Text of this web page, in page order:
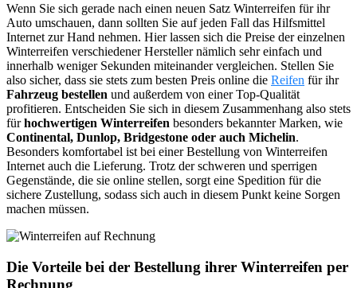
Wenn Sie sich gerade nach einen neuen Satz Winterreifen für ihr
Auto umschauen, dann sollten Sie auf jeden Fall das Hilfsmittel
Internet zur Hand nehmen. Hier lassen sich die Preise der einzelnen
Winterreifen verschiedener Hersteller nämlich sehr einfach und
innerhalb weniger Sekunden miteinander vergleichen. Stellen Sie
also sicher, dass sie stets zum besten Preis online die Reifen für ihr
Fahrzeug bestellen und außerdem von einer Top-Qualität
profitieren. Entscheiden Sie sich in diesem Zusammenhang also stets
fürhochwertigen Winterreifen besonders bekannter Marken, wie
Continental, Dunlop, Bridgestone oder auch Michelin.
Besonders komfortabel ist bei einer Bestellung von Winterreifen
Internet auch die Lieferung. Trotz der schweren und sperrigen
Gegenstände, die sie online stellen, sorgt eine Spedition für die
sichere Zustellung, sodass sich auch in diesem Punkt keine Sorgen
machen müssen.
Die Vorteile bei der Bestellung ihrer Winterreifen per
Rechnung